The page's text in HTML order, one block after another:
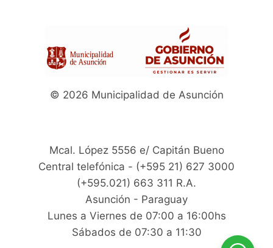
© 2026 Municipalidad de Asunción
Mcal. López 5556 e/ Capitán Bueno
Central telefónica - (+595 21) 627 3000
(+595.021) 663 311 R.A.
Asunción - Paraguay
Lunes a Viernes de 07:00 a 16:00hs
Sábados de 07:30 a 11:30